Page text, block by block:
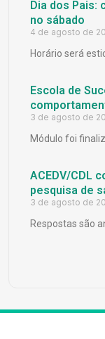
Dia dos Pais:
no sábado
4 de agosto de
Horário será
Escola de
3 de agosto de
Módulo foi
ACEDV/CDL
pesquisa de
3 de agosto de
Respostas são